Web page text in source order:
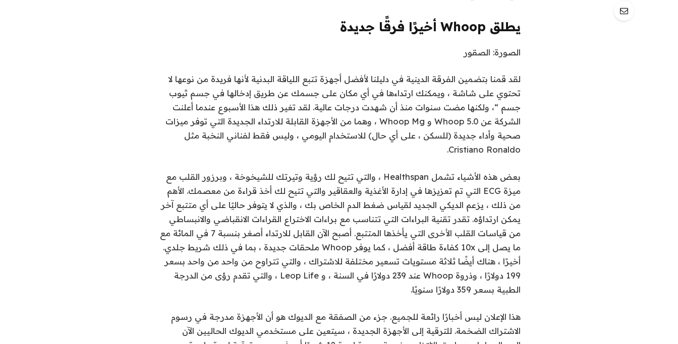
يطلق Whoop أخيرًا فرقًا جديدة
الصورة: الصقور
لقد قمنا بتضمين الفرقة الدينية في دليلنا لأفضل أجهزة تتبع اللياقة البدنية لأنها فريدة من نوعها لا
تحتوي على شاشة ، ويمكنك ارتداءها في أي مكان على جسمك عن طريق إدخالها في جسم ثيوب
جسم “، ولكنها مضت سنوات منذ أن شهدت درجات عالية. لقد تغير ذلك هذا الأسبوع عندما أعلنت
الشركة عن Whoop 5.0 و Whoop Mg ، وهما من الأجهزة القابلة للارتداء الجديدة التي توفر ميزات
صحية وأداء جديدة (للسكن ، على أي حال) للاستخدام اليومي ، وليس فقط لفناني النخبة مثل
Cristiano Ronaldo.
بعض هذه الأشياء تشمل Healthspan ، والتي تتيح لك رؤية وتيرتك للشيخوخة ، وبرزور القلب مع
ميزة ECG التي تم تعزيزها في إدارة الأغذية والعقاقير والتي تتيح لك أخذ قراءة من معصمك. الأهم
من ذلك ، يزعم الديكي الجديد لقياس ضغط الدم الخاص بك ، والذي لا يتوفر حاليًا على أي متتبع آخر
يمكن ارتداؤه. تقدر تقنية البراءات التي تتناسب مع براءات الاختراع القراءات الانقباضي والانبساطي
من قياسات القلب الأخرى التي يأخذها المتتبع. أصبح الآن القابل للارتداء أصغر بنسبة 7 في المائة مع
ما يصل إلى 10x كفاءة طاقة أفضل ، كما يوفر Whoop ملحقات جديدة ، بما في ذلك شريط جلدي.
أخيرًا ، هناك أيضًا ثلاثة مستويات تسعير مختلفة للاشتراك ، والتي تتراوح من واحد من واحد بسعر
199 دولارًا ، وذروة Whoop عند 239 دولارًا في السنة ، و Leop Life ، والتي تقدم رؤى من الدرجة
الطبية بسعر 359 دولارًا سنويًا.
هذا الإعلان ليس أخبارًا رائعة للجميع. جزء من الصفقة مع الديوك هو أن الأجهزة مدرجة في رسوم
الاشتراك الضخمة. للترقية إلى الأجهزة الجديدة ، سيتعين على مستخدمي الديوك الحاليين الآن